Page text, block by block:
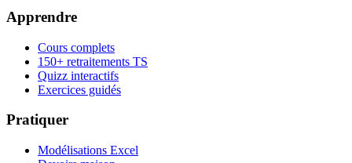
Apprendre
Cours complets
150+ retraitements TS
Quizz interactifs
Exercices guidés
Pratiquer
Modélisations Excel